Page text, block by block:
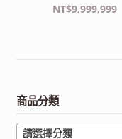
NT$9,999,999
商品分類
請選擇分類